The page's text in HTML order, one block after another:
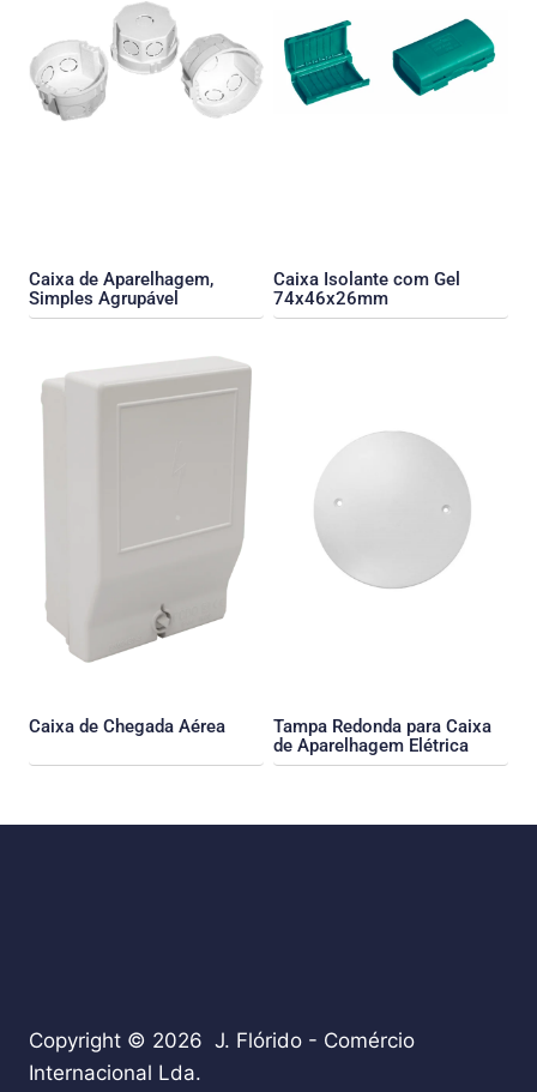
Caixa de Aparelhagem,
Simples Agrupável
Caixa Isolante com Gel
74x46x26mm
Caixa de Chegada Aérea
Tampa Redonda para Caixa
de Aparelhagem Elétrica
Copyright © 2026 J. Flórido - Comércio
Internacional Lda.